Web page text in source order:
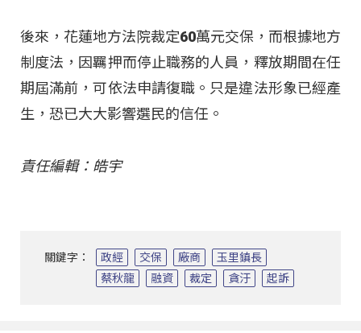
後來，花蓮地方法院裁定60萬元交保，而根據地方
制度法，因羈押而停止職務的人員，釋放期間在任
期屆滿前，可依法申請復職。只是違法形象已經產
生，恐已大大影響選民的信任。
責任編輯：皓宇
關鍵字： 政經 交保 廠商
玉里鎮長
蔡秋龍
融資 裁定 貪汙 起訴